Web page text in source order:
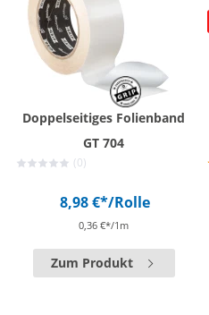
Doppelseitiges Folienband
GT 704
(0)
8,98 €*/Rolle
0,36 €*/1m
Zum Produkt